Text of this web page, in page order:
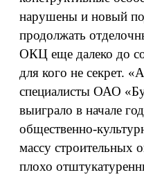
нарушены и новый
продолжать
ОКЦ еще далеко до
для кого не секрет.
специалисты ОАО
выиграло в начале
общественно-
массу строительных
плохо